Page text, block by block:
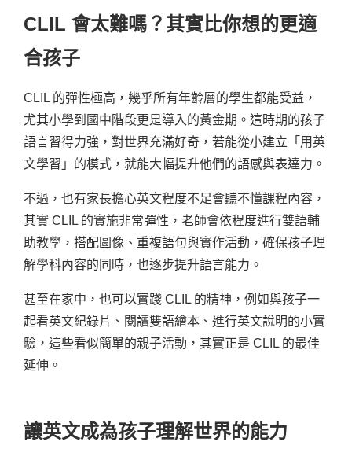
CLIL 會太難嗎？其實比你想的更適
合孩子
CLIL 的彈性極高，幾乎所有年齡層的學生都能受益，
尤其小學到國中階段更是導入的黃金期。這時期的孩子
語言習得力強，對世界充滿好奇，若能從小建立「用英
文學習」的模式，就能大幅提升他們的語感與表達力。
不過，也有家長擔心英文程度不足會聽不懂課程內容，
其實 CLIL 的實施非常彈性，老師會依程度進行雙語輔
助教學，搭配圖像、重複語句與實作活動，確保孩子理
解學科內容的同時，也逐步提升語言能力。
甚至在家中，也可以實踐 CLIL 的精神，例如與孩子一
起看英文紀錄片、閱讀雙語繪本、進行英文說明的小實
驗，這些看似簡單的親子活動，其實正是 CLIL 的最佳
延伸。
讓英文成為孩子理解世界的能力